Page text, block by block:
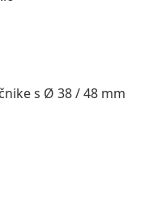
s Ø 38 / 48 mm